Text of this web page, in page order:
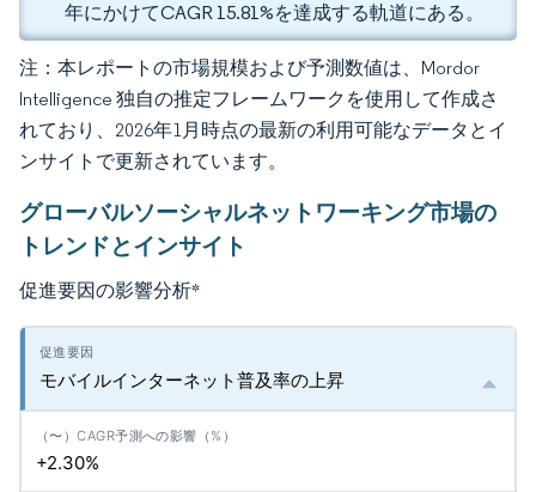
年にかけてCAGR 15.81%を達成する軌道にある。
注：本レポートの市場規模および予測数値は、Mordor
Intelligence 独自の推定フレームワークを使用して作成さ
れており、2026年1月時点の最新の利用可能なデータとイ
ンサイトで更新されています。
グローバルソーシャルネットワーキング市場の
トレンドとインサイト
促進要因の影響分析*
モバイルインターネット普及率の上昇
+2.30%